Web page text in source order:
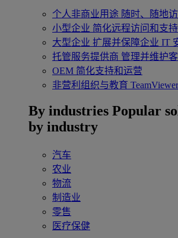
个人非商业用途 随时、随地
小型企业 简化远程访问和支持
大型企业 扩展并保障企业 IT
托管服务提供商 管理并维护
OEM 简化支持和运营
非营利组织与教育
By industries Popular
by industry
汽车
农业
物流
制造业
零售
医疗保健